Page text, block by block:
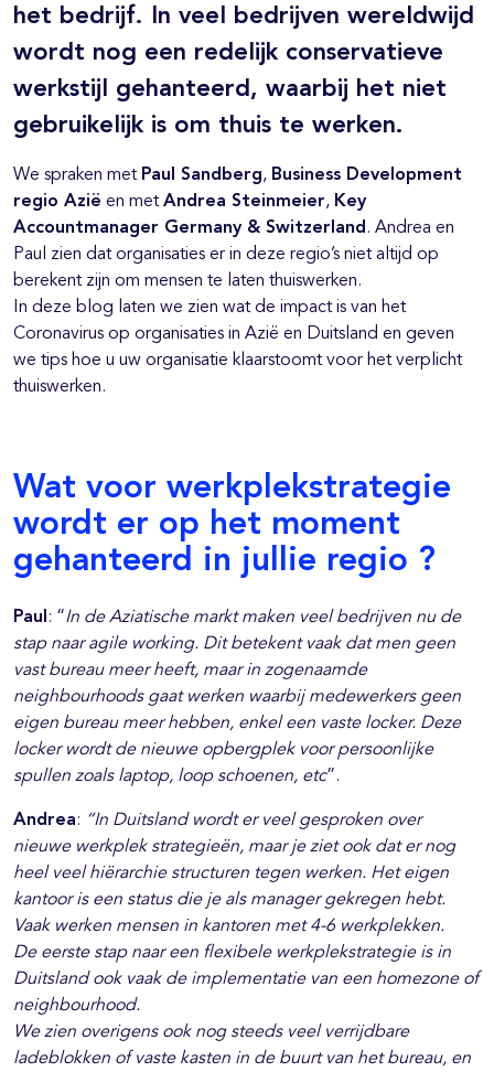
het bedrijf. In veel bedrijven wereldwijd
wordt nog een redelijk conservatieve
werkstijl gehanteerd, waarbij het niet
gebruikelijk is om thuis te werken.
We spraken met Paul Sandberg, Business Development
regio Azië en metAndrea Steinmeier, Key
Accountmanager Germany & Switzerland . Andrea en
Paul zien dat organisaties er in deze regio’s niet altijd op
berekent zijn om mensen te laten thuiswerken.
In deze blog laten we zien wat de impact is van het
Coronavirus op organisaties in Azië en Duitsland en geven
we tips hoe u uw organisatie klaarstoomt voor het verplicht
thuiswerken.
Wat voor werkplekstrategie
wordt er op het moment
gehanteerd in jullie regio ?
Paul: “In de Aziatische markt maken veel bedrijven nu de
stap naar agile working. Dit betekent vaak dat men geen
vast bureau meer heeft, maar in zogenaamde
neighbourhoods gaat werken waarbij medewerkers geen
eigen bureau meer hebben, enkel een vaste locker. Deze
locker wordt de nieuwe opbergplek voor persoonlijke
spullen zoals laptop, loop schoenen, etc”.
Andrea: “In Duitsland wordt er veel gesproken over
nieuwe werkplek strategieën, maar je ziet ook dat er nog
heel veel hiërarchie structuren tegen werken. Het eigen
kantoor is een status die je als manager gekregen hebt.
Vaak werken mensen in kantoren met 4-6 werkplekken.
De eerste stap naar een flexibele werkplekstrategie is in
Duitsland ook vaak de implementatie van een homezone of
neighbourhood.
We zien overigens ook nog steeds veel verrijdbare
ladeblokken of vaste kasten in de buurt van het bureau, en